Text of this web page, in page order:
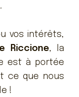
vos intérêts,
Riccione, la
est à portée
ce que nous
!